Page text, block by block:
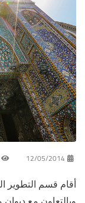
12/05/2014
أقام قسم التطوير